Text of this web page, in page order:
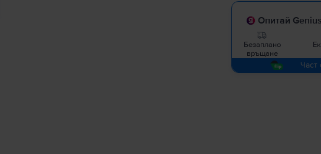
Опитай
Безаплано
връщане
Част